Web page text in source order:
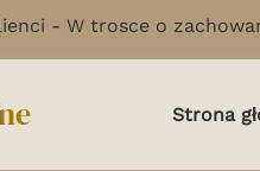
- W trosce o
Strona